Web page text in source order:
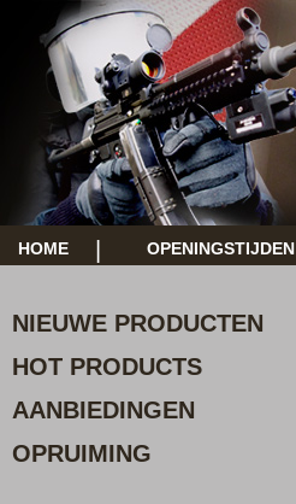
HOME OPENINGSTIJDEN
NIEUWE PRODUCTEN
HOT PRODUCTS
AANBIEDINGEN
OPRUIMING